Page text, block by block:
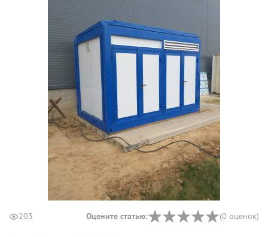
203 Оцените статью: (0 оценок)